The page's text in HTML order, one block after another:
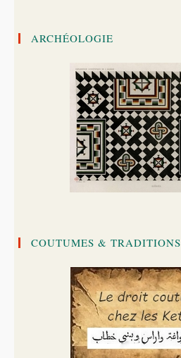
ARCHÉOLOGIE
COUTUMES & TRADITIONS